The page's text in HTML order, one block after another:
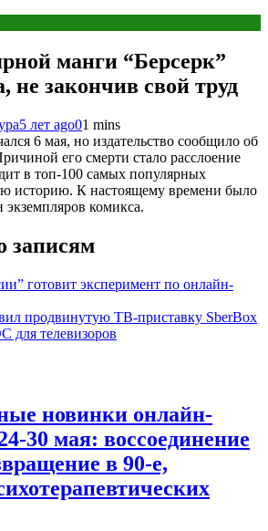
манги “Берсерк”
не закончив свой труд
5 лет ago01 mins
6 мая, но издательство сообщило об
его смерти стало расслоение
в топ-100 самых популярных
историю. К настоящему времени было
комикса.
записям
готовит эксперимент по онлайн-
продвинутую ТВ-приставку SberBox
для телевизоров
новинки онлайн-
30 мая: воссоединение
в 90-е,